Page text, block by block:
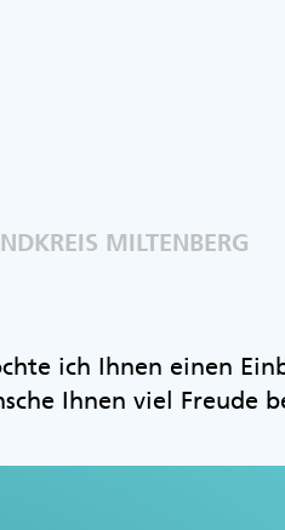
MILTENBERG
ich Ihnen einen
Ihnen viel Freude